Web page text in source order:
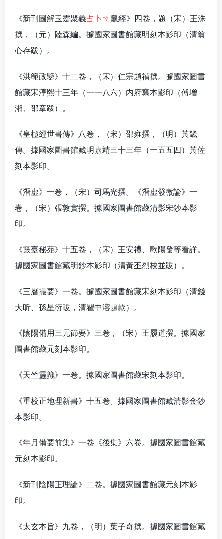
《新刊圖解玉靈聚義占卜
龜經》四卷，題（宋）王洙
撰，（元）陸森編。據國家圖書館藏明刻本影印（清翁
心存跋）。
《洪範政鑒》十二卷，（宋）仁宗趙禎撰。據國家圖書
館藏宋淳熙十三年（一一八六）内府寫本影印（傅增
湘、邵章跋）。
《皇極經世書傳》八卷，（宋）邵雍撰，（明）黃畿
傳。據國家圖書館藏明嘉靖三十三年（一五五四）黃佐
刻本影印。
《潛虚》一卷，（宋）司馬光撰。《潛虚發微論》一
卷，（宋）張敦實撰。據國家圖書館藏清影宋鈔本影
印。
《靈臺秘苑》十五卷，（宋）王安禮、歐陽發等看詳。
據國家圖書館藏明鈔本影印（清黃丕烈校並跋）。
《三曆撮要》一卷。據國家圖書館藏宋刻本影印（清錢
大昕、孫星衍跋，清瞿中溶題款）。
《陰陽備用三元節要》三卷，（宋）王履道撰。據國家
圖書館藏元刻本影印。
《天竺靈籖》一卷。據國家圖書館藏宋刻本影印。
《重校正地理新書》十五卷。據國家圖書館藏清影金鈔
本影印。
《年月備要前集》一卷《後集》六卷。據國家圖書館藏
元刻本影印。
《新刊陰陽正理論》二卷。據國家圖書館藏元刻本影
印。
《太玄本旨》九卷，（明）葉子奇撰。據國家圖書館藏